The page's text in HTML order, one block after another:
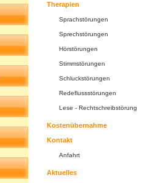
Therapien
Sprachstörungen
Sprechstörungen
Hörstörungen
Stimmstörungen
Schluckstörungen
Redeflussstörungen
Lese - Rechtschreibstörung
Kostenübernahme
Kontakt
Anfahrt
Aktuelles